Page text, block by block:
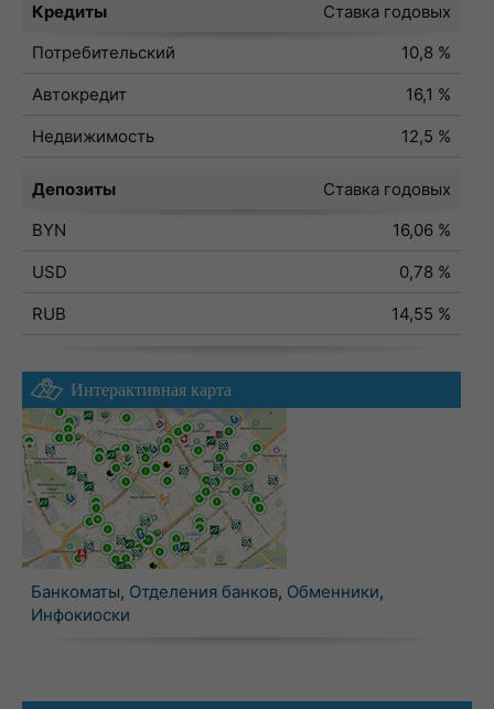
Кредиты
Ставка годовых
Потребительский
10,8 %
Автокредит
16,1 %
Недвижимость
12,5 %
Депозиты
Ставка годовых
BYN
16,06 %
USD
0,78 %
RUB
14,55 %
Интерактивная карта
Банкоматы, Отделения банков, Обменники,
Инфокиоски